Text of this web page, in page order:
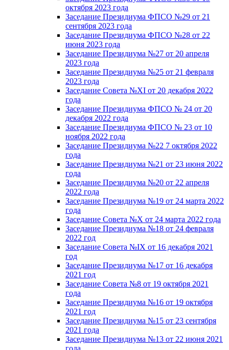
октября 2023 года
Заседание Президиума ФПСО №29 от 21
сентября 2023 года
Заседание Президиума ФПСО №28 от 22
июня 2023 года
Заседание Президиума №27 от 20 апреля
2023 года
Заседание Президиума №25 от 21 февраля
2023 года
Заседание Совета №XI от 20 декабря 2022
года
Заседание Президиума ФПСО № 24 от 20
декабря 2022 года
Заседание Президиума ФПСО № 23 от 10
ноября 2022 года
Заседание Президиума №22 7 октября 2022
года
Заседание Президиума №21 от 23 июня 2022
года
Заседание Президиума №20 от 22 апреля
2022 года
Заседание Президиума №19 от 24 марта 2022
года
Заседание Совета №X от 24 марта 2022 года
Заседание Президиума №18 от 24 февраля
2022 год
Заседание Совета №IX от 16 декабря 2021
год
Заседание Президиума №17 от 16 декабря
2021 год
Заседание Совета №8 от 19 октября 2021
года
Заседание Президиума №16 от 19 октября
2021 год
Заседание Президиума №15 от 23 сентября
2021 года
Заседание Президиума №13 от 22 июня 2021
года